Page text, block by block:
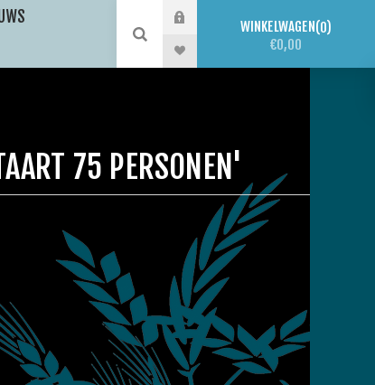
WINKELWAGEN 0
€0,00
75 PERSONEN'